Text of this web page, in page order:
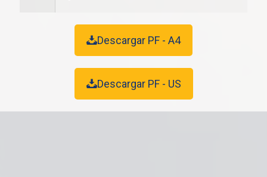
Descargar PF - A4
Descargar PF - US